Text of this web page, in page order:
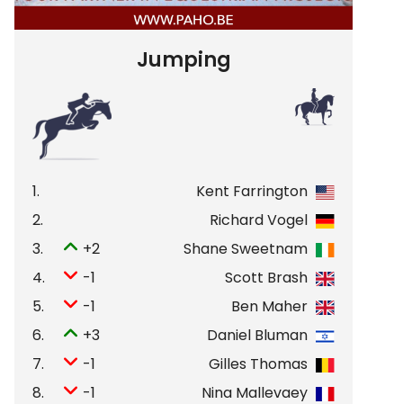
Jumping
1.
Kent Farrington
2.
Richard Vogel
3.
+2
Shane Sweetnam
4.
-1
Scott Brash
5.
-1
Ben Maher
6.
+3
Daniel Bluman
7.
-1
Gilles Thomas
8.
-1
Nina Mallevaey